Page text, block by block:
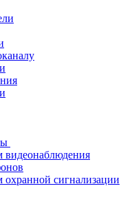
видеонаблюдения
сигнализации